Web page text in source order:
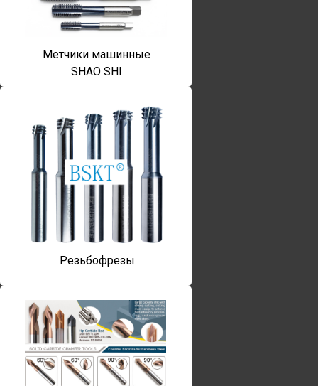
Метчики машинные
SHAO SHI
Резьбофрезы